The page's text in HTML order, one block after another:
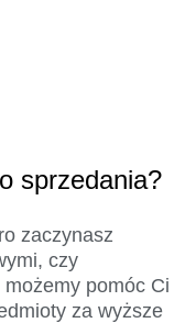
sprzedania?
zaczynasz
czy
pomóc Ci
za wyższe